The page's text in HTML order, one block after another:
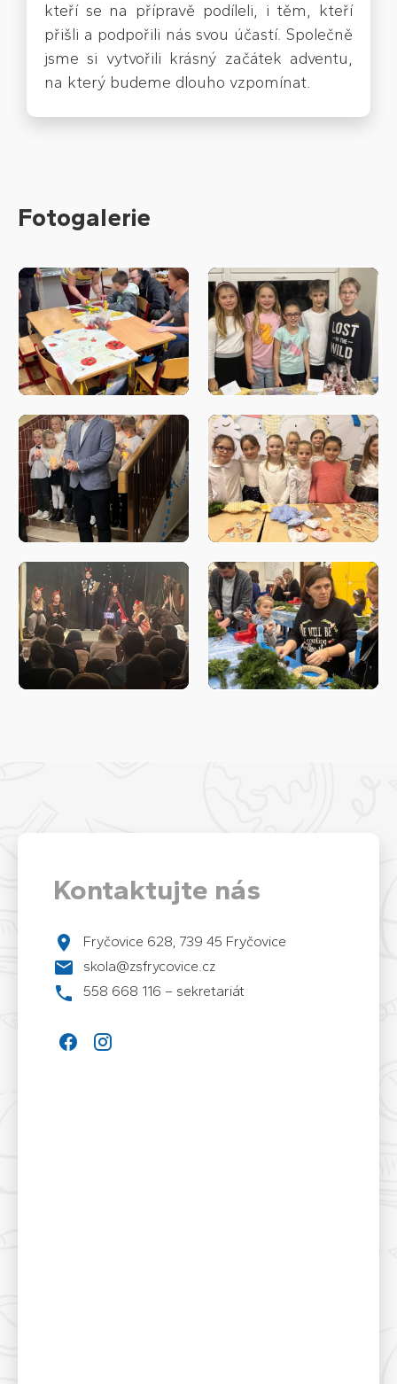
kteří se na přípravě podíleli, i těm, kteří
přišli a podpořili nás svou účastí. Společně
jsme si vytvořili krásný začátek adventu,
na který budeme dlouho vzpomínat.
Fotogalerie
Kontaktujte nás
Fryčovice 628, 739 45 Fryčovice
skola@zsfrycovice.cz
558 668 116 – sekretariát